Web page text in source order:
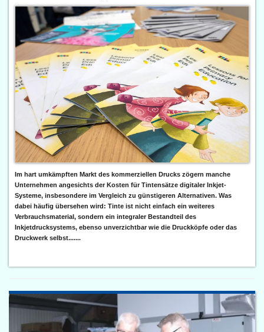
Im hart umkämpften Markt des kommerziellen Drucks zögern manche
Unternehmen angesichts der Kosten für Tintensätze digitaler Inkjet-
Systeme, insbesondere im Vergleich zu günstigeren Alternativen. Was
dabei häufig übersehen wird: Tinte ist nicht einfach ein weiteres
Verbrauchsmaterial, sondern ein integraler Bestandteil des
Inkjetdrucksystems, ebenso unverzichtbar wie die Druckköpfe oder das
Druckwerk selbst.......